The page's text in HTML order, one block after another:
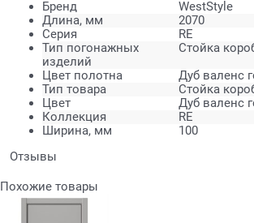
Бренд
WestStyle
Длина, мм
2070
Серия
RE
Тип погонажных
изделий
Стойка
Цвет полотна
Дуб валенс
Тип товара
Стойка
Цвет
Дуб валенс
Коллекция
RE
Ширина, мм
100
Отзывы
Похожие товары